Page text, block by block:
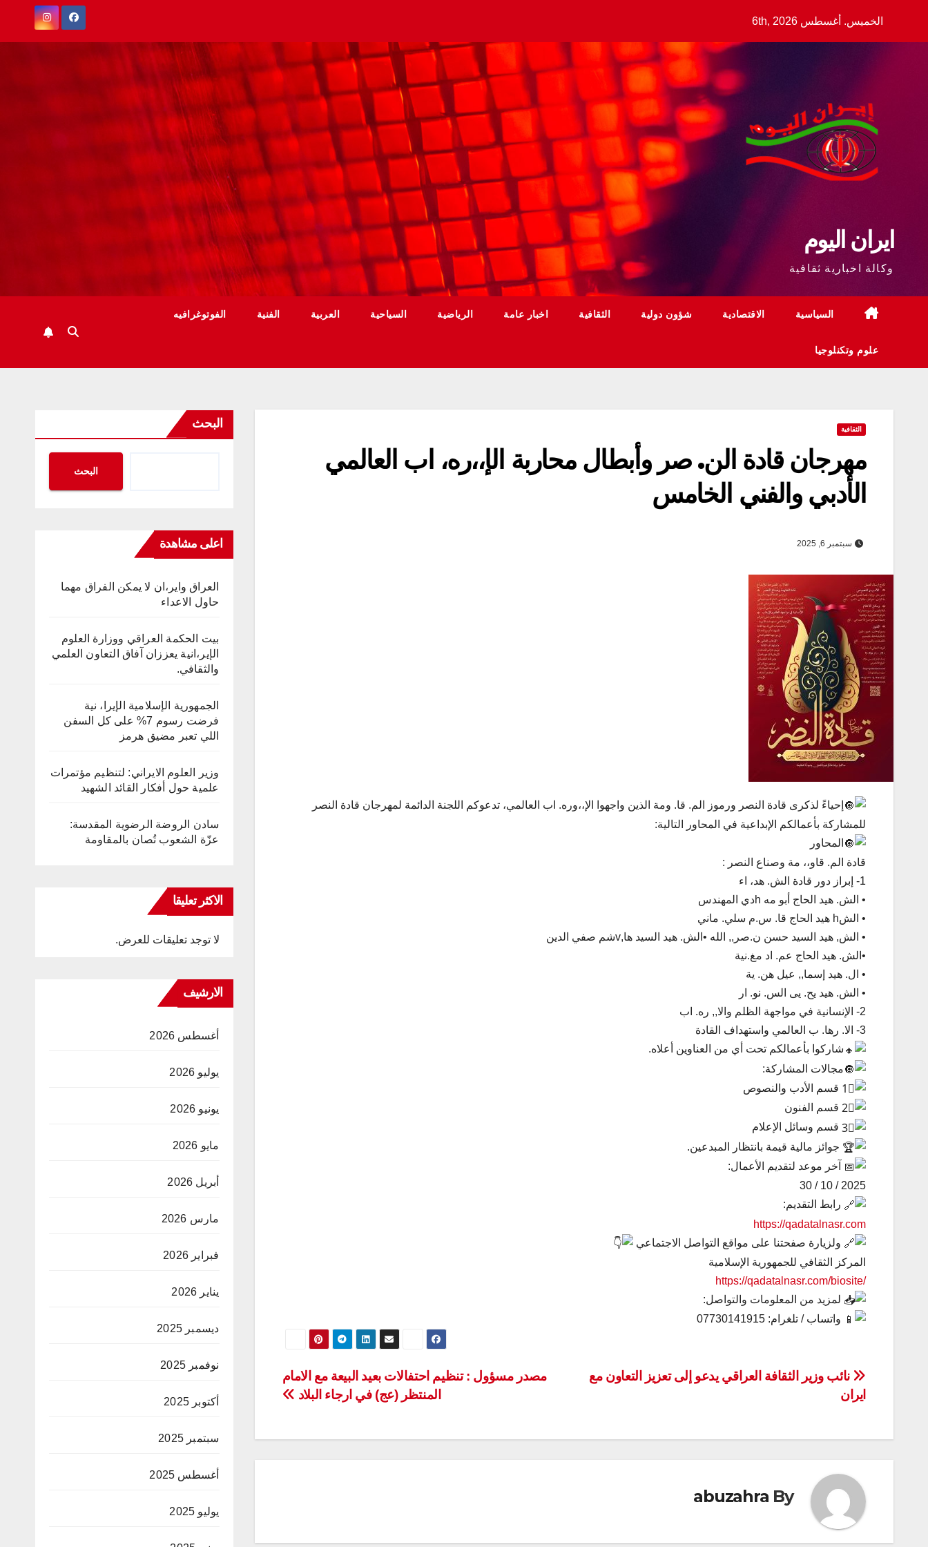
الخميس. أغسطس 6th, 2026
ايران اليوم
وكالة اخبارية ثقافية
السياسية الاقتصادية شؤون دولية الثقافية اخبار عامة الرياضية السياحية العربية الفنية الفوتوغرافيه
علوم وتكنلوجيا
الثقافية
مهرجان قادة الن. صر وأبطال محاربة الإ،،ره، اب العالمي
الأدبي والفني الخامس
سبتمبر 6, 2025
إحياءً لذكرى قادة النصر ورموز الم. قا. ومة الذين واجهوا الإ،،وره. اب العالمي، تدعوكم اللجنة الدائمة لمهرجان قادة النصر
للمشاركة بأعمالكم الإبداعية في المحاور التالية:
المحاور
قادة الم. قاو،، مة وصناع النصر :
1- إبراز دور قادة الش. هد، اء
• الش. هيد الحاج أبو مه hدي المهندس
• الشh هيد الحاج قا. س.م سلي. ماني
• الش, هيد السيد حسن ن.صر,, الله •الش. هيد السيد ها,vشم صفي الدين
•الش. هيد الحاج عم. اد مغ.نية
• ال. هيد إسما,, عيل هن. ية
• الش. هيد يح. يى الس. نو. ار
2- الإنسانية في مواجهة الظلم والا,, ره. اب
3- الا. رها. ب العالمي واستهداف القادة
شاركوا بأعمالكم تحت أي من العناوين أعلاه.
مجالات المشاركة:
قسم الأدب والنصوص
قسم الفنون
قسم وسائل الإعلام
جوائز مالية قيمة بانتظار المبدعين.
آخر موعد لتقديم الأعمال:
30 / 10 / 2025
رابط التقديم:
https://qadatalnasr.com
ولزيارة صفحتنا على مواقع التواصل الاجتماعي
المركز الثقافي للجمهورية الإسلامية
https://qadatalnasr.com/biosite/
لمزيد من المعلومات والتواصل:
واتساب / تلغرام: 07730141915
تصفّح
المقالات
مصدر مسؤول : تنظيم احتفالات بعيد البيعة مع الامام
المنتظر (عج) في ارجاء البلاد
نائب وزير الثقافة العراقي يدعو إلی تعزيز التعاون مع
ايران
By
abuzahra
البحث
البحث
اعلى مشاهدة
العراق واير،ان لا يمكن الفراق مهما
حاول الاعداء
بيت الحكمة العراقي ووزارة العلوم
الإير،انية يعززان آفاق التعاون العلمي
والثقافي.
الجمهورية الإسلامية الإيرا، نية
فرضت رسوم 7% على كل السفن
اللي تعبر مضيق هرمز
وزير العلوم الايراني: لتنظيم مؤتمرات
علمية حول أفكار القائد الشهيد
سادن الروضة الرضوية المقدسة:
عزّة الشعوب تُصان بالمقاومة
الاكثر تعليقا
لا توجد تعليقات للعرض.
الارشيف
أغسطس 2026
يوليو 2026
يونيو 2026
مايو 2026
أبريل 2026
مارس 2026
فبراير 2026
يناير 2026
ديسمبر 2025
نوفمبر 2025
أكتوبر 2025
سبتمبر 2025
أغسطس 2025
يوليو 2025